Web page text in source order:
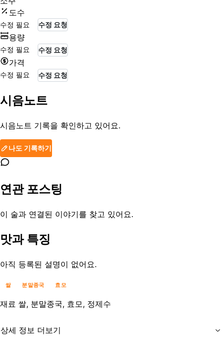
도수
수정 필요 수정 요청
용량
수정 필요 수정 요청
가격
수정 필요 수정 요청
시음노트
시음노트 기록을 확인하고 있어요.
나도 기록하기
연관 포스팅
이 술과 연결된 이야기를 찾고 있어요.
맛과 특징
아직 등록된 설명이 없어요.
쌀 분말종국 효모
재료 쌀, 분말종국, 효모, 정제수
상세 정보 더보기